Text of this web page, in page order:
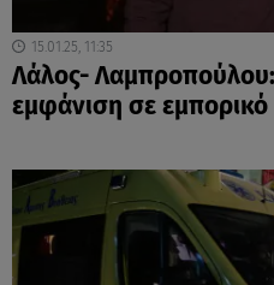
15.01.25, 11:35
Λάλος-
εμφάνιση σε εμπορικό